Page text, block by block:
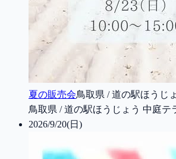
夏の販売会鳥取県 / 道の駅ほうじ
鳥取県 / 道の駅ほうじょう 中庭テ
2026/9/20(日)